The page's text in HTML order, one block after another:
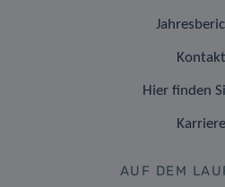
Kontakt
Hier finden
Karriere
AUF DEM